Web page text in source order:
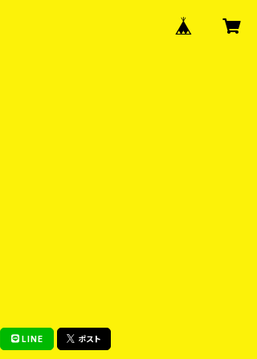
LINE ポスト